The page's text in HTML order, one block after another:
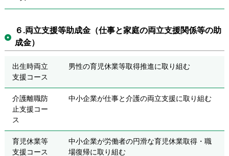
６.両立支援等助成金（仕事と家庭の両立支援関係等の助
成金）
出生時両立
支援コース
男性の育児休業等取得推進に取り組む
介護離職防
止支援コー
ス
中小企業が仕事と介護の両立支援に取り組む
育児休業等
支援コース
中小企業が労働者の円滑な育児休業取得・職
場復帰に取り組む